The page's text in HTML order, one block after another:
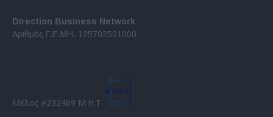
Direction Business Network
Αριθμός Γ.Ε.ΜΗ. 125702501000
Μέλος #232469 Μ.Η.Τ.